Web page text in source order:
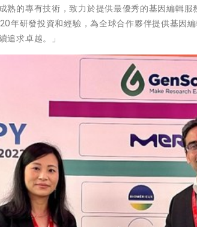
熟的專有技術，致力於提供最優秀的基因編輯
年研發投資和經驗，為全球合作夥伴提供基因
追求卓越。」